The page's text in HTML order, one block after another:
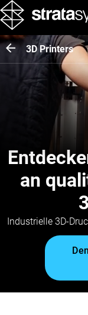
3D Printers
an
Industrielle 3D-